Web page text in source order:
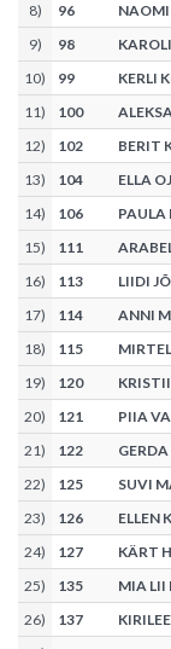
8) 96
9) 98
10) 99
KERLI
11) 100
12) 102
BERIT
13) 104
ELLA
14) 106
PAULA
15) 111
16) 113
LIIDI
17) 114
ANNI
18) 115
19) 120
20) 121
PIIA
21) 122
22) 125
SUVI
23) 126
ELLEN
24) 127
KÄRT
25) 135
MIA LII
26) 137